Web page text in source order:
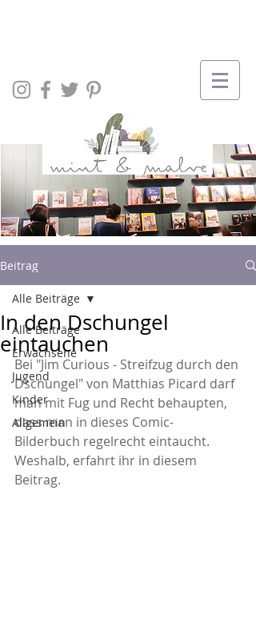
Beitrag
Alle Beiträge
Erwachsene
Jugend
Kinder
Allgemein
Alle Beiträge
In den Dschungel
eintauchen
Bei "Jim Curious - Streifzug durch den
Dschungel" von Matthias Picard darf
man mit Fug und Recht behaupten,
dass man in dieses Comic-
Bilderbuch regelrecht eintaucht.
Weshalb, erfahrt ihr in diesem
Beitrag.